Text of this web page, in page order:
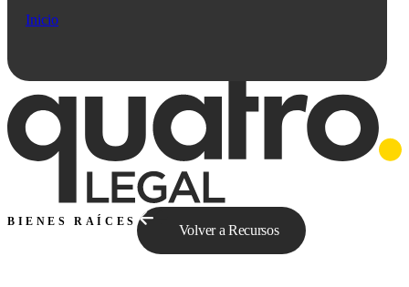
Inicio
BIENES RAÍCES
Volver a Recursos